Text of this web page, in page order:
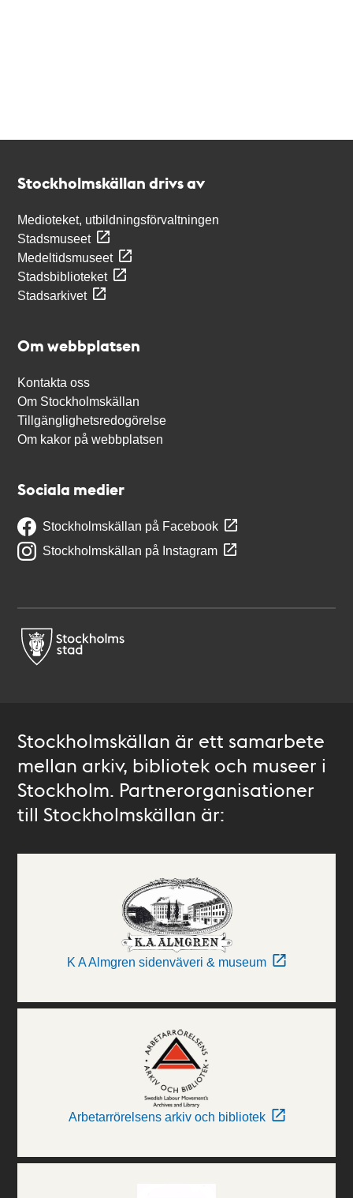
Stockholmskällan drivs av
Medioteket, utbildningsförvaltningen
Stadsmuseet
Medeltidsmuseet
Stadsbiblioteket
Stadsarkivet
Om webbplatsen
Kontakta oss
Om Stockholmskällan
Tillgänglighetsredogörelse
Om kakor på webbplatsen
Sociala medier
Stockholmskällan på Facebook
Stockholmskällan på Instagram
Stockholmskällan är ett samarbete
mellan arkiv, bibliotek och museer i
Stockholm. Partnerorganisationer
till Stockholmskällan är:
K A Almgren sidenväveri & museum
Arbetarrörelsens arkiv och bibliotek